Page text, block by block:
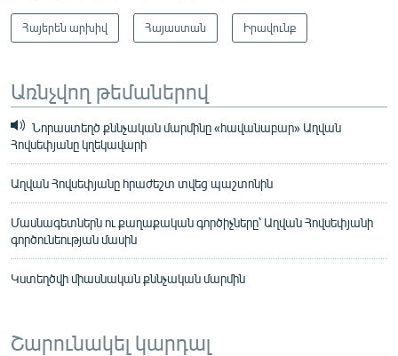
Հայերեն արխիվ Հայաստան Իրավունք
Առնչվող թեմաներով
Նորաստեղծ քննչական մարմինը «հավանաբար» Աղվան
Հովսեփյանը կղեկավարի
Աղվան Հովսեփյանը հրաժեշտ տվեց պաշտոնին
Մասնագետներն ու քաղաքական գործիչները՝ Աղվան Հովսեփյանի
գործունեության մասին
Կստեղծվի միասնական քննչական մարմին
Շարունակել կարդալ